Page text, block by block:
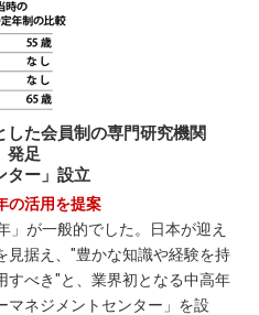
た会員制の専門研究機関
発足
ター」設立
の活用を提案
」が一般的でした。日本が迎え
見据え、"豊かな知識や経験を持
すべき"と、業界初となる中高年
マネジメントセンター」を設